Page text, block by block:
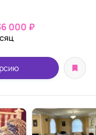
000 ₽